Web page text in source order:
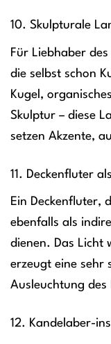
10. Skulpturale
Für Liebhaber
die selbst schon
Kugel,
Skulptur – diese
setzen Akzente,
11. Deckenfluter
Ein Deckenfluter,
ebenfalls als
dienen. Das Licht
erzeugt eine sehr
Ausleuchtung des
12. Kandelaber-